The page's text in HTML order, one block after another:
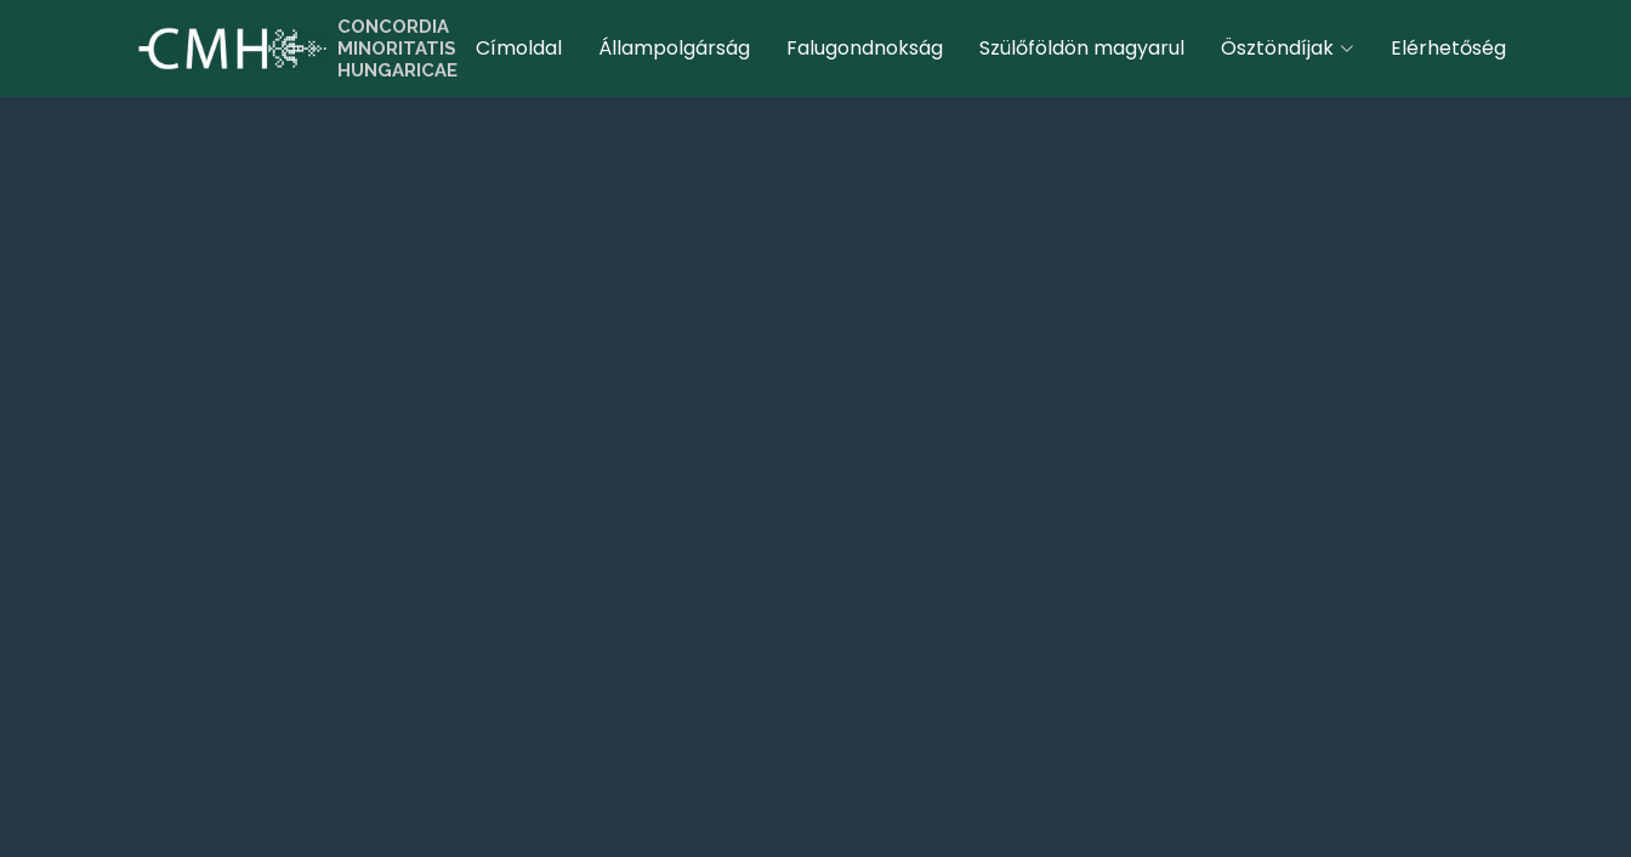
CONCORDIA
MINORITATIS
HUNGARICAE
Címoldal Állampolgárság Falugondnokság Szülőföldön magyarul Ösztöndíjak Elérhetőség